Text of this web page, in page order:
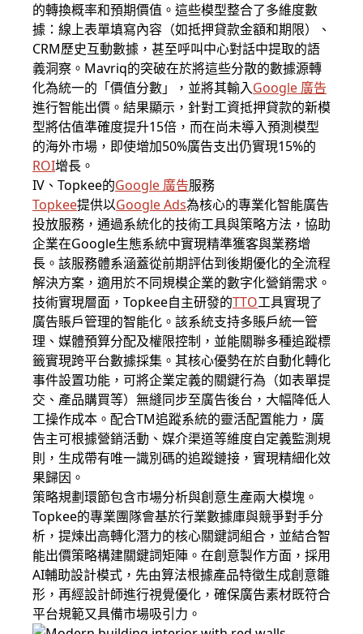
的轉換概率和預期價值。這些模型整合了多維度數
據：線上表單填寫內容（如抵押貸款金額和期限）、
CRM歷史互動數據，甚至呼叫中心對話中提取的語
義洞察。Mavriq的突破在於將這些分散的數據源轉
化為統一的「價值分數」，並將其輸入Google 廣告
進行智能出價。結果顯示，針對工資抵押貸款的新模
型將估值準確度提升15倍，而在尚未導入預測模型
的海外市場，即使增加50%廣告支出仍實現15%的
ROI增長。
IV、Topkee的Google 廣告服務
Topkee提供以Google Ads為核心的專業化智能廣告
投放服務，通過系統化的技術工具與策略方法，協助
企業在Google生態系統中實現精準獲客與業務增
長。該服務體系涵蓋從前期評估到後期優化的全流程
解決方案，適用於不同規模企業的數字化營銷需求。
技術實現層面，Topkee自主研發的TTO工具實現了
廣告賬戶管理的智能化。該系統支持多賬戶統一管
理、媒體預算分配及權限控制，並能關聯多種追蹤標
籤實現跨平台數據採集。其核心優勢在於自動化轉化
事件設置功能，可將企業定義的關鍵行為（如表單提
交、產品購買等）無縫同步至廣告後台，大幅降低人
工操作成本。配合TM追蹤系統的靈活配置能力，廣
告主可根據營銷活動、媒介渠道等維度自定義監測規
則，生成帶有唯一識別碼的追蹤鏈接，實現精細化效
果歸因。
策略規劃環節包含市場分析與創意生產兩大模塊。
Topkee的專業團隊會基於行業數據庫與競爭對手分
析，提煉出高轉化潛力的核心關鍵詞組合，並結合智
能出價策略構建關鍵詞矩陣。在創意製作方面，採用
AI輔助設計模式，先由算法根據產品特徵生成創意雛
形，再經設計師進行視覺優化，確保廣告素材既符合
平台規範又具備市場吸引力。